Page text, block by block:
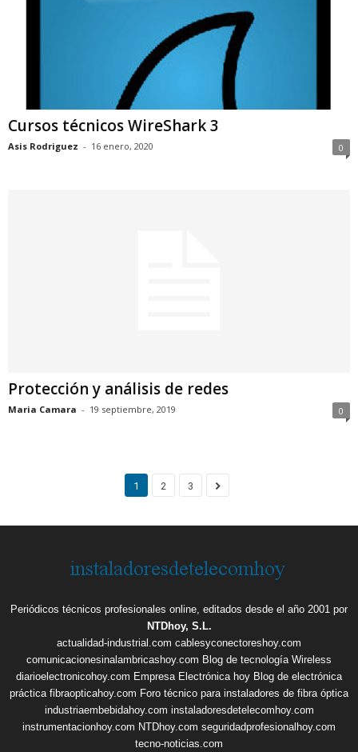
Cursos técnicos WireShark 3
Asis Rodriguez - 16 enero, 2020 0
Protección y análisis de redes
Maria Camara - 19 septiembre, 2019 0
1 2 3
Periódicos técnicos profesionales online, editados desde el año 2001 por
NTDhoy, S.L.
actualidad-industrial.com cablesyconectoreshoy.com
comunicacionesinalambricashoy.com Blog de tecnología Wireless
diarioelectronicohoy.com Empresa Electrónica hoy Blog de electrónica
práctica fibraopticahoy.com Foro técnico para instaladores de fibra óptica
industriaembebidahoy.com instaladoresdetelecomhoy.com
instrumentacionhoy.com NTDhoy.com seguridadprofesionalhoy.com
tecno-noticias.com